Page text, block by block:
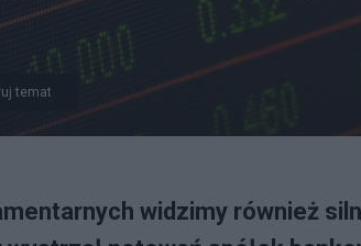
temat
widzimy również